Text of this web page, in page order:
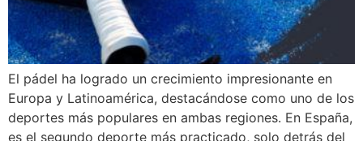
El pádel ha logrado un crecimiento impresionante en
Europa y Latinoamérica, destacándose como uno de los
deportes más populares en ambas regiones. En España,
es el segundo deporte más practicado, solo detrás del